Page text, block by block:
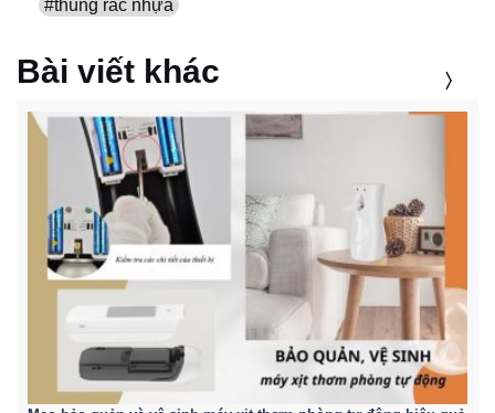
#thùng rác nhựa
Bài viết khác